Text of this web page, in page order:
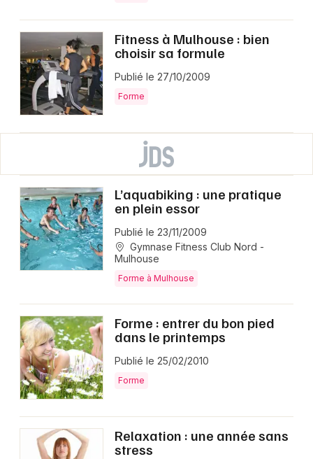
Fitness à Mulhouse : bien
choisir sa formule
Publié le 27/10/2009
Forme
L’aquabiking : une pratique
en plein essor
Publié le 23/11/2009
Gymnase Fitness Club Nord -
Mulhouse
Forme à Mulhouse
Forme : entrer du bon pied
dans le printemps
Publié le 25/02/2010
Forme
Relaxation : une année sans
stress